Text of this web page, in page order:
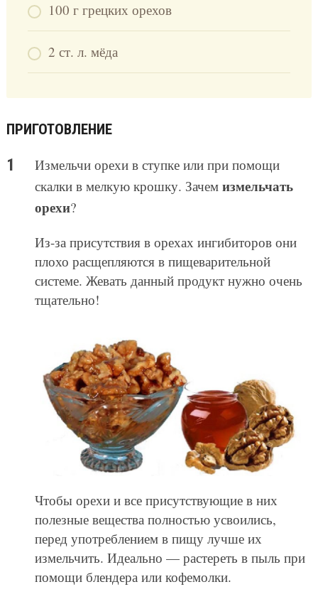
100 г грецких орехов
2 ст. л. мёда
ПРИГОТОВЛЕНИЕ
Измельчи орехи в ступке или при помощи
скалки в мелкую крошку. Зачем измельчать
орехи?
Из-за присутствия в орехах ингибиторов они
плохо расщепляются в пищеварительной
системе. Жевать данный продукт нужно очень
тщательно!
Чтобы орехи и все присутствующие в них
полезные вещества полностью усвоились,
перед употреблением в пищу лучше их
измельчить. Идеально — растереть в пыль при
помощи блендера или кофемолки.